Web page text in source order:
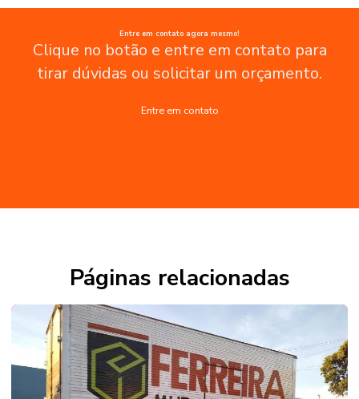
Entre em contato agora mesmo!
Clique no botão e entre em contato para
tirar dúvidas ou solicitar um orçamento.
Entre em contato
Páginas relacionadas